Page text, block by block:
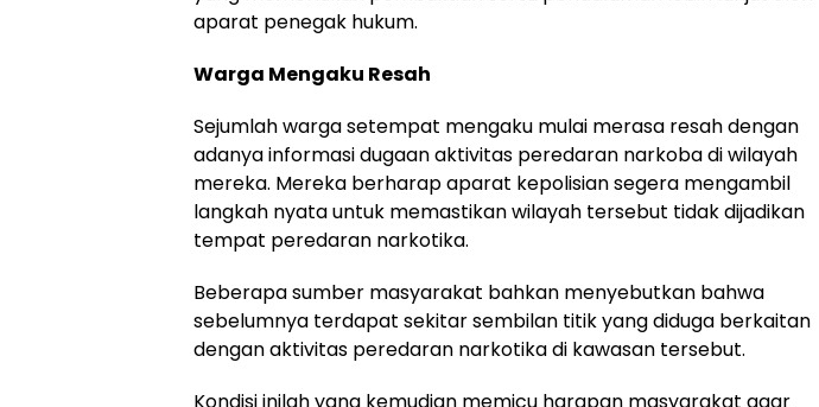
aparat penegak hukum.
Warga Mengaku Resah
Sejumlah warga setempat mengaku mulai merasa resah dengan
adanya informasi dugaan aktivitas peredaran narkoba di wilayah
mereka. Mereka berharap aparat kepolisian segera mengambil
langkah nyata untuk memastikan wilayah tersebut tidak dijadikan
tempat peredaran narkotika.
Beberapa sumber masyarakat bahkan menyebutkan bahwa
sebelumnya terdapat sekitar sembilan titik yang diduga berkaitan
dengan aktivitas peredaran narkotika di kawasan tersebut.
Kondisi inilah yang kemudian memicu harapan masyarakat agar